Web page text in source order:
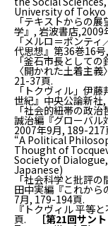
University of Tokyo
「テキストからの
学』, 岩波書店,2009
「メルロ＝ポンテ
代思想』第36巻16
「釜石市長として
〈開かれた土着主
21-37頁.
「トクヴィル」伊
世紀』中央公論新社
「社会的紐帯の政
誠治編『グローバ
2007年9月, 189-217
“A Political
Thought of
Society of Dialogue
Japanese)
「社会科学と批評
田中実編『これから
7月, 179-194頁.
『トクヴィル 平等
頁. ［第21回サン